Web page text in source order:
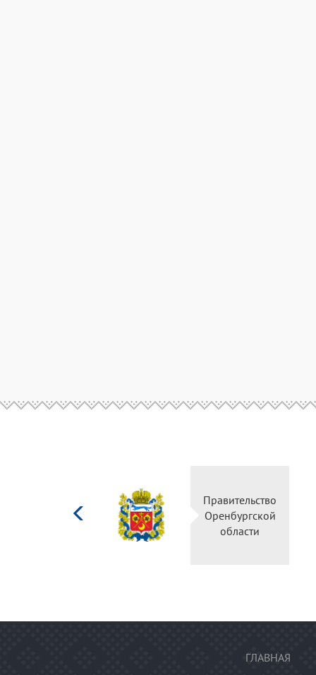
культуры
Российской
Правительство
Оренбургской
области
ГЛАВНАЯ